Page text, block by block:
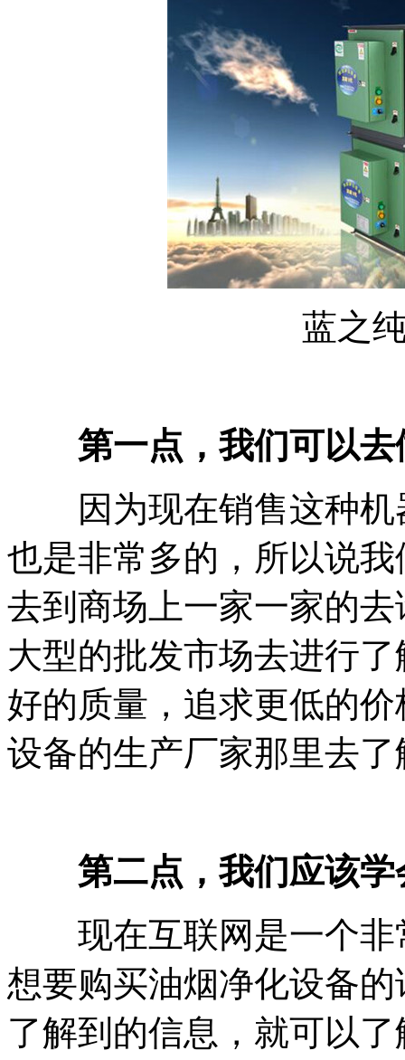
蓝之
第一点，我们可以去
因为现在销售这种机
也是非常多的，所以说
去到商场上一家一家的
大型的批发市场去进行
好的质量，追求更低的
设备的生产厂家那里去
第二点，我们应该学
现在互联网是一个非
想要购买油烟净化设备
了解到的信息，就可以